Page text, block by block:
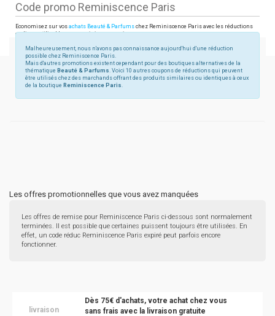
Code promo Reminiscence Paris
Economisez sur vos achats Beauté & Parfums chez Reminiscence Paris avec les réductions
en ligne utilisables sur reminiscenceparis.com
Malheureusement, nous n'avons pas connaissance aujourd'hui d'une réduction
possible chez Reminiscence Paris.
Mais d'autres promotions existent cependant pour des boutiques alternatives de la
thématique Beauté & Parfums. Voici 10 autres coupons de réductions qui peuvent
être utilisés chez des marchands offrant des produits similaires ou identiques à ceux
de la boutique Reminiscence Paris.
Les offres promotionnelles que vous avez manquées
Les offres de remise pour Reminiscence Paris ci-dessous sont normalement
terminées. Il est possible que certaines puissent toujours être utilisées. En
effet, un code réduc Reminiscence Paris expiré peut parfois encore
fonctionner.
livraison
Dès 75€ d'achats, votre achat chez vous
sans frais avec la livraison gratuite